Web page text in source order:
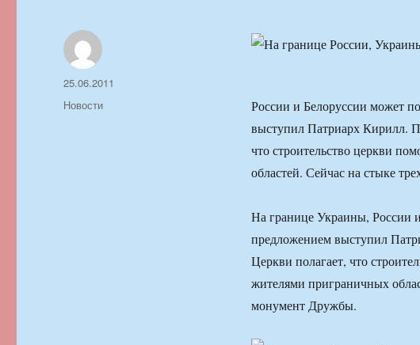
России и Белоруссии может
выступил Патриарх Кирилл.
что строительство церкви
областей. Сейчас на стыке
На границе Украины, России
предложением выступил
Церкви полагает, что
жителями приграничных
монумент Дружбы.
Автор
Опубликовано
25.06.2011
Рубрики
Новости